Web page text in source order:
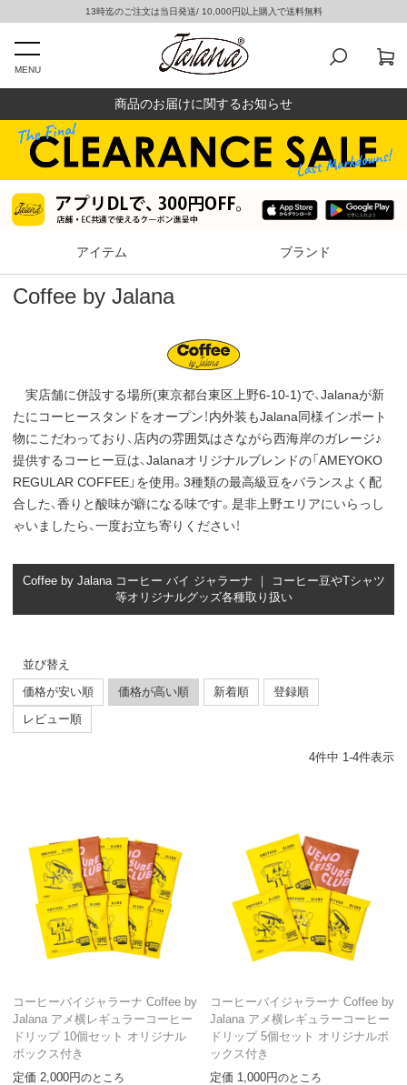
13時迄のご注文は当日発送/ 10,000円以上購入で送料無料
MENU
商品のお届けに関するお知らせ
アイテム ブランド
Coffee by Jalana
実店舗に併設する場所(東京都台東区上野6-10-1)で、Jalanaが新
たにコーヒースタンドをオープン！内外装もJalana同様インポート
物にこだわっており、店内の雰囲気はさながら西海岸のガレージ♪
提供するコーヒー豆は、Jalanaオリジナルブレンドの「AMEYOKO
REGULAR COFFEE」を使用。3種類の最高級豆をバランスよく配
合した、香りと酸味が癖になる味です。是非上野エリアにいらっし
ゃいましたら、一度お立ち寄りください！
Coffee by Jalana コーヒー バイ ジャラーナ ｜ コーヒー豆やTシャツ
等オリジナルグッズ各種取り扱い
並び替え
価格が安い順
価格が高い順 新着順
登録順
レビュー順
4件中 1-4件表示
コーヒーバイジャラーナ Coffee by
Jalana アメ横レギュラーコーヒー
ドリップ 10個セット オリジナル
ボックス付き
定価 2,000 のところ
コーヒーバイジャラーナ Coffee by
Jalana アメ横レギュラーコーヒー
ドリップ 5個セット オリジナルボ
ックス付き
定価 1,000 のところ